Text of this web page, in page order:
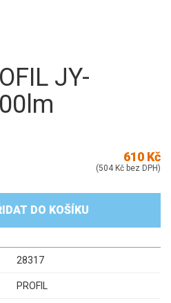
JY-
610 Kč
(504 Kč bez DPH)
DO KOŠÍKU
28317
PROFIL